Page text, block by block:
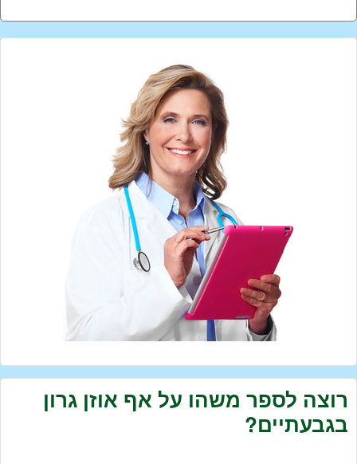
רוצה לספר משהו על אף אוזן גרון
בגבעתיים?